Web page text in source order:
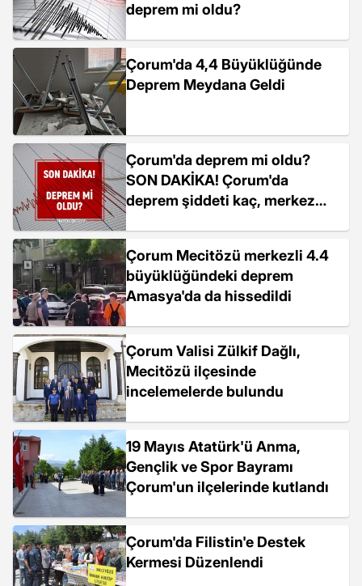
deprem mi oldu?
Çorum'da 4,4 Büyüklüğünde
Deprem Meydana Geldi
Çorum'da deprem mi oldu?
SON DAKİKA! Çorum'da
deprem şiddeti kaç, merkez
Çorum Mecitözü merkezli 4.4
büyüklüğündeki deprem
Amasya'da da hissedildi
Çorum Valisi Zülkif Dağlı,
Mecitözü ilçesinde
incelemelerde bulundu
19 Mayıs Atatürk'ü Anma,
Gençlik ve Spor Bayramı
Çorum'un ilçelerinde kutlandı
Çorum'da Filistin'e Destek
Kermesi Düzenlendi